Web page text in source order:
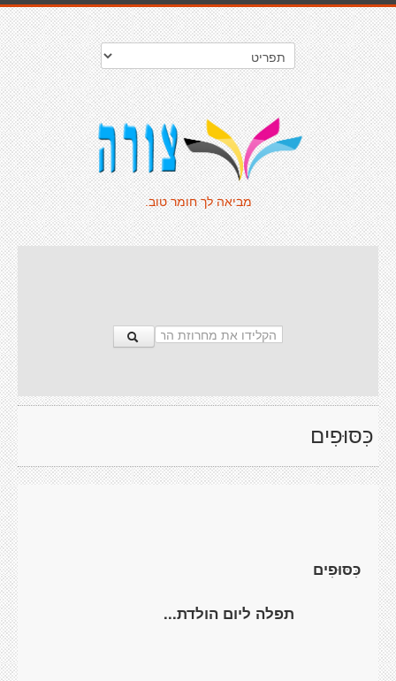
מביאה לך חומר טוב.
כִּסּוּפִים
כִּסּוּפִים
תפלה ליום הולדת...